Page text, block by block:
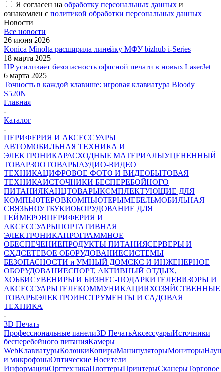
Я согласен на обработку персональных данных и
ознакомлен с политикой обработки персональных данных
Новости
Все новости
26 июня 2026
Konica Minolta расширила линейку МФУ bizhub i-Series
18 марта 2025
HP усиливает безопасность офисной печати в новых LaserJet
6 марта 2025
Точность в каждой клавише: игровая клавиатура Bloody
S520N
Главная
-
Каталог
-
ПЕРИФЕРИЯ И АКСЕССУАРЫ
АВТОМОБИЛЬНАЯ ТЕХНИКА И
ЭЛЕКТРОНИКАРАСХОДНЫЕ МАТЕРИАЛЫУЦЕНЕННЫЙ
ТОВАРЗООТОВАРЫАУДИО-ВИДЕО
ТЕХНИКАЦИФРОВОЕ ФОТО И ВИДЕОБЫТОВАЯ
ТЕХНИКАИСТОЧНИКИ БЕСПЕРЕБОЙНОГО
ПИТАНИЯКАНЦТОВАРЫКОМПЛЕКТУЮЩИЕ ДЛЯ
КОМПЬЮТЕРОВКОМПЬЮТЕРЫМЕБЕЛЬМОБИЛЬНАЯ
СВЯЗЬНОУТБУКИОБОРУДОВАНИЕ ДЛЯ
ГЕЙМЕРОВПЕРИФЕРИЯ И
АКСЕССУАРЫПОРТАТИВНАЯ
ЭЛЕКТРОНИКАПРОГРАММНОЕ
ОБЕСПЕЧЕНИЕПРОДУКТЫ ПИТАНИЯСЕРВЕРЫ И
СХДСЕТЕВОЕ ОБОРУДОВАНИЕСИСТЕМЫ
БЕЗОПАСНОСТИ и УМНЫЙ ДОМСКС И ИНЖЕНЕРНОЕ
ОБОРУДОВАНИЕСПОРТ, АКТИВНЫЙ ОТДЫХ,
ХОББИСУВЕНИРЫ И БИЗНЕС-ПОДАРКИТЕЛЕВИЗОРЫ И
АКСЕССУАРЫТЕЛЕКОММУНИКАЦИИХОЗЯЙСТВЕННЫЕ
ТОВАРЫЭЛЕКТРОИНСТРУМЕНТЫ И САДОВАЯ
ТЕХНИКА
-
3D Печать
Профессиональные панели3D ПечатьАксессуарыИсточники
бесперебойного питанияКамеры
WebКлавиатурыКолонкиКопирыМанипуляторыМониторы
и микрофоныОптические Носители
ИнформацииОргтехникаПлоттерыПринтерыСканерыТорговое